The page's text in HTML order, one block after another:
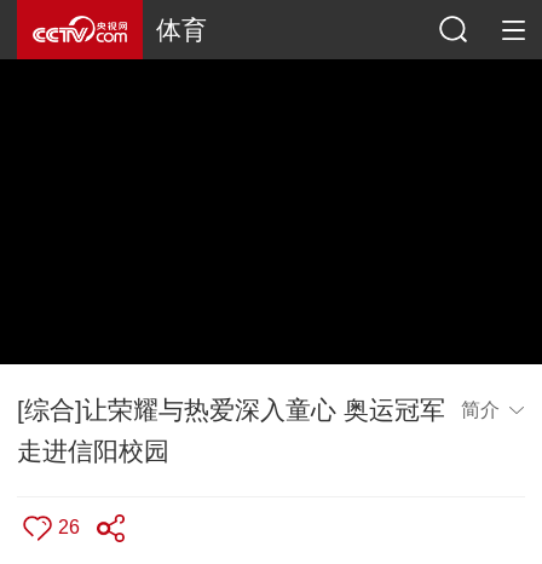
体育
[综合]让荣耀与热爱深入童心 奥运冠军
走进信阳校园
简介
26